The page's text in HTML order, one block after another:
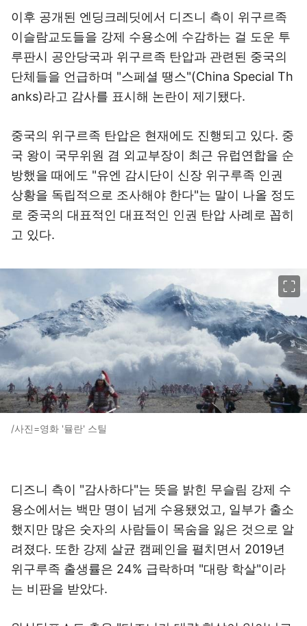
이후 공개된 엔딩크레딧에서 디즈니 측이 위구르족
이슬람교도들을 강제 수용소에 수감하는 걸 도운 투
루판시 공안당국과 위구르족 탄압과 관련된 중국의
단체들을 언급하며 "스페셜 땡스"(China Special Th
anks)라고 감사를 표시해 논란이 제기됐다.
중국의 위구르족 탄압은 현재에도 진행되고 있다. 중
국 왕이 국무위원 겸 외교부장이 최근 유럽연합을 순
방했을 때에도 "유엔 감시단이 신장 위구루족 인권
상황을 독립적으로 조사해야 한다"는 말이 나올 정도
로 중국의 대표적인 대표적인 인권 탄압 사례로 꼽히
고 있다.
/사진=영화 '뮬란' 스틸
디즈니 측이 "감사하다"는 뜻을 밝힌 무슬림 강제 수
용소에서는 백만 명이 넘게 수용됐었고, 일부가 출소
했지만 많은 숫자의 사람들이 목숨을 잃은 것으로 알
려졌다. 또한 강제 살균 캠페인을 펼치면서 2019년
위구루족 출생률은 24% 급락하며 "대랑 학살"이라
는 비판을 받았다.